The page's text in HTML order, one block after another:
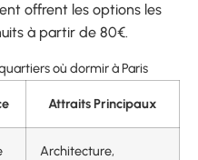
offrent les options les
à partir de 80€.
où dormir à Paris
Attraits Principaux
Architecture,